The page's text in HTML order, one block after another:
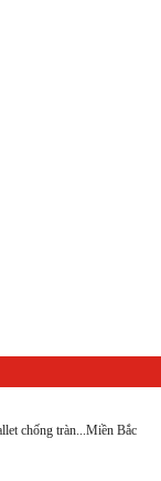
chống tràn... Miền Bắc